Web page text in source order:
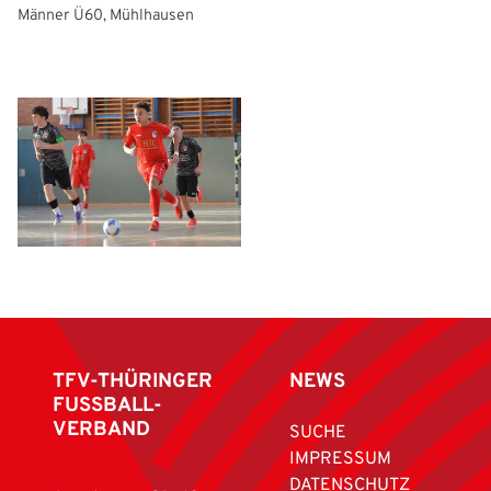
Männer Ü60, Mühlhausen
TFV-THÜRINGER
FUSSBALL-
VERBAND
NEWS
SUCHE
IMPRESSUM
DATENSCHUTZ